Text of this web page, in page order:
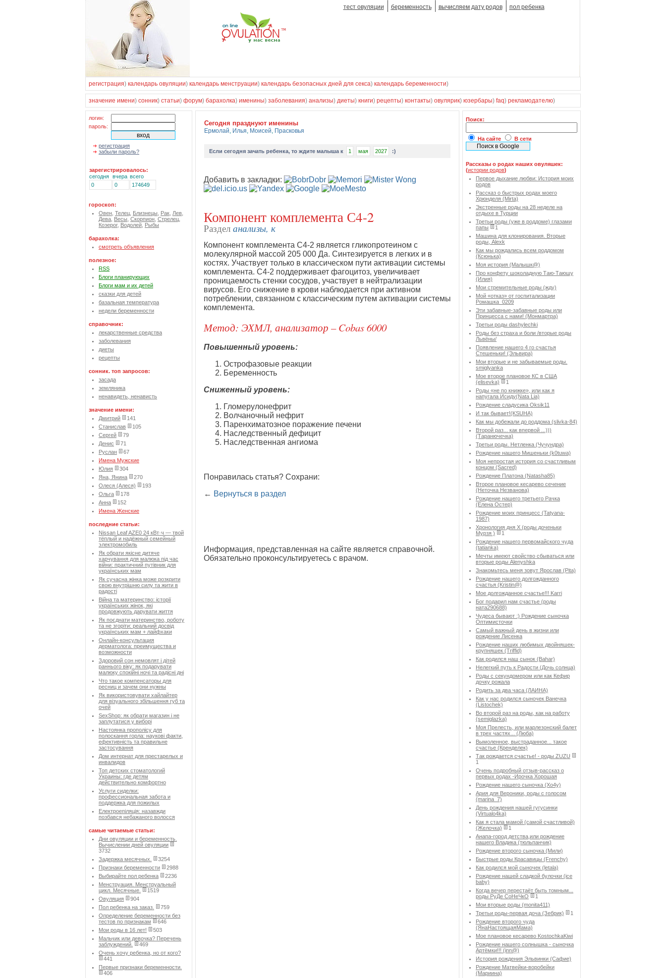
тест овуляции беременность вычисляем дату родов пол ребенка
регистрация) календарь овуляции) календарь менструации) календарь безопасных дней для секса) календарь беременности)
значение имени) сонник) статьи) форум) барахолка) именины) заболевания) анализы) диеты) книги) рецепты) контакты) овулярик) юзербары) faq) рекламодателю)
логин:
пароль:
регистрация
забыли пароль?
зарегистрировалось:
сегодня вчера всего
0
0 174649
гороскоп:
Овен Телец Близнецы Рак Лев
Дева Весы Скорпион Стрелец
Козерог, Водолей Рыбы
барахолка:
смотреть объявления
полезное:
RSS
Блоги планирующих
Блоги мам и их детей
сказки для детей
базальная температура
недели беременности
справочник:
лекарственные средства
заболевания
диеты
рецепты
сонник. топ запросов:
засада
земляника
ненавидеть, ненависть
значение имени:
Дмитрий
141
Станислав
105
Сергей
79
Денис
71
Руслан
67
Имена Мужские
Юлия
304
Яна, Янина
270
Олеся (Алеся)
193
Ольга
178
Анна
152
Имена Женские
последние статьи:
Nissan Leaf AZE0 24 кВт·ч — твой
тёплый и надёжный семейный
электромобиль
Як обрати якісне дитяче
харчування для малюка під час
війни: практичний путівник для
українських мам
Як сучасна жінка може розкрити
свою внутрішню силу та жити в
радості
Війна та материнство: історії
українських жінок, які
продовжують дарувати життя
Як поєднати материнство, роботу
та не згоріти: реальний досвід
українських мам + лайфхаки
Онлайн-консультация
дерматолога: преимущества и
возможности
Здоровий сон немовлят і дітей
раннього віку: як подарувати
малюку спокійні ночі та радісні дні
Что такое компенсаторы для
ресниц и зачем они нужны
Як використовувати хайлайтер
для візуального збільшення губ та
очей
SexShop: як обрати магазин і не
заплутатися у виборі
Настоянка прополісу для
полоскання горла: наукові факти,
ефективність та правильне
застосування
Дом интернат для престарелых и
инвалидов
Топ детских стоматологий
Украины: где детям
действительно комфортно
Услуги сиделки:
профессиональная забота и
поддержка для пожилых
Електроепіляція: назавжди
позбався небажаного волосся
самые читаемые статьи:
Дни овуляции и беременность.
Вычислении дней овуляции
3732
Задержка месячных.
3254
Признаки беременности
2988
Выбирайте пол ребенка
2236
Менструация. Менструальный
цикл. Месячные.
1519
Овуляция
904
Пол ребенка на заказ.
759
Определение беременности без
тестов по признакам
646
Мои роды в 16 лет!
503
Мальчик или девочка? Перечень
заблуждений.
469
Очень хочу ребенка, но от кого?
441
Первые признаки беременности.
406
Cегодня празднуют именины
Ермолай, Илья, Моисей, Прасковья
Если сегодня зачать ребенка, то ждите малыша к 1 мая 2027 :)
Добавить в закладки:
Компонент комплемента С4-2
Раздел анализы, к
Компонент комплемента С4-2 является гликопротеином с
молекулярной массой 205 000 Да. Синтезируется в легких и в
костях. Участвует только в классическом пути активации системы
комплемента. С4-2 поддерживает фагоцитоз, увеличивает
проницаемость стенки сосудов, участвует в нейтрализации
вирусов. Его снижение в крови наблюдается при активном
потреблении, связанном с классическим путем активации системы
комплемента.
Метод: ЭХМЛ, анализатор – Cobas 6000
Повышенный уровень:
Острофазовые реакции
Беременность
Сниженный уровень:
Гломерулонефрит
Волчаночный нефрит
Паренхиматозное поражение печени
Наследственный дефицит
Наследственная ангиома
Понравилась статья? Сохрани:
← Вернуться в раздел
Информация, представленная на сайте является справочной.
Обязательно проконсультируетесь с врачом.
Поиск:
На сайте В сети
Рассказы о родах наших овуляшек:
(истории родов)
Первое дыхание любви: История моих
родов
Рассказ о быстрых родах моего
Хрюнделя (Mirta)
Экстренные роды на 28 неделе на
отдыхе в Турции
Третьи роды (уже в роддоме) глазами
папы
1
Машина для клонирования. Вторые
роды, Alexk
Как мы рождались всем роддомом
(Ксюнька)
Моя история (Малышк@)
Про конфету шоколадную Таю-Таюшу
(Илия)
Мои стремительные роды (жду)
Мой «отказ» от госпитализации
Ромашка_0209
Эти забавные-забавные роды или
Принцесса с нами! (Монмартра)
Третьи роды dashylechki
Роды без страха и боли /вторые роды
Львёны/
Появление нашего 4 го счастья
Стешеньки! (Эльвира)
Мои вторые и не забываемые роды.
smiglyanka
Мое второе плановое КС в США
(elisevka)
1
Роды «не по книжке», или как я
напугала Исиду(Nata Lia)
Рождение сладусика Oksik11
И так бывает!(KSUHA)
Как мы добежали до роддома (slivka-84)
Второй раз... как впервой ...)))
(Таранючечка)
Третьи роды. Нетленка (Чучундра)
Рождение нашего Мишеньки (k0tuwa)
Моя непростая история со счастливым
концом (Sacred)
Рождение Платона (Natasha85)
Второе плановое кесарево сечение
(Неточка Незванова)
Рождение нашего третьего Рачка
(Елена Остер)
Рождение моих принцесс (Tatyana-
1987)
Хронология дня Х (роды доченьки
Мурзя )
1
Рождение нашего первомайского чуда
(tatianka)
Мечты имеют свойство сбываться или
вторые роды Аlenyshka
Знакомьтесь меня зовут Ярослав (Pita)
Рождение нашего долгожданного
счастья (Kristin@)
Мое долгожданное счастье!!! Karri
Бог подарил нам счастье (роды
ната290688)
Чудеса бывают :) Рождение сыночка
Оптимисточки
Cамый важный день в жизни или
рождение Лисенка
Рождение наших любимых двойняшек-
крупняшек (Triffid)
Как родился наш сынок (Bahar)
Нелегкий путь к Радости (Дочь солнца)
Роды с секундомером или как Кефир
дочку рожала
Родить за два часа (ЛАИНА)
Как у нас родился сыночек Ванечка
(Listochek)
Во второй раз на роды, как на работу
(semiglazka)
Моя Прелесть, или марлезонский балет
в трех частях... (Люба)
Вымоленное, выстраданное... такое
счастье (Кренделек)
Так рождается счастье! - роды ZUZU
1
Очень подробный отзыв-рассказ о
первых родах -Ирочка Хорошая
Рождение нашего сыночка (Хо4у)
Ария для Вероники, роды с голосом
(marina_7)
День рождения нашей гугусинки
(Virtualo4ka)
Как я стала мамой (самой счастливой)
(Желочка)
1
Анапа-город детства,или рождение
нашего Владика (тюльпанчик)
Рождение второго сыночка (Мили)
Быстрые роды Красавицы (Frenchy)
Как родился мой сыночек (letala)
Рождение нашей сладкой булочки (ice
baby)
Когда вечер перестаёт быть томным...
роды РуДе СоНеЧкО
1
Мои вторые роды (monita411)
Третьи роды-первая доча (Зебрик)
1
Рождение второго чуда
(ЯнаНастоящаяМама)
Мое плановое кесарево KostochkaKiwi
Рождение нашего солнышка - сыночка
Артёмки!!! (inn@)
История рождения Эльвинки (Сафие)
Рождение Матвейки-воробейки
(Мариина)